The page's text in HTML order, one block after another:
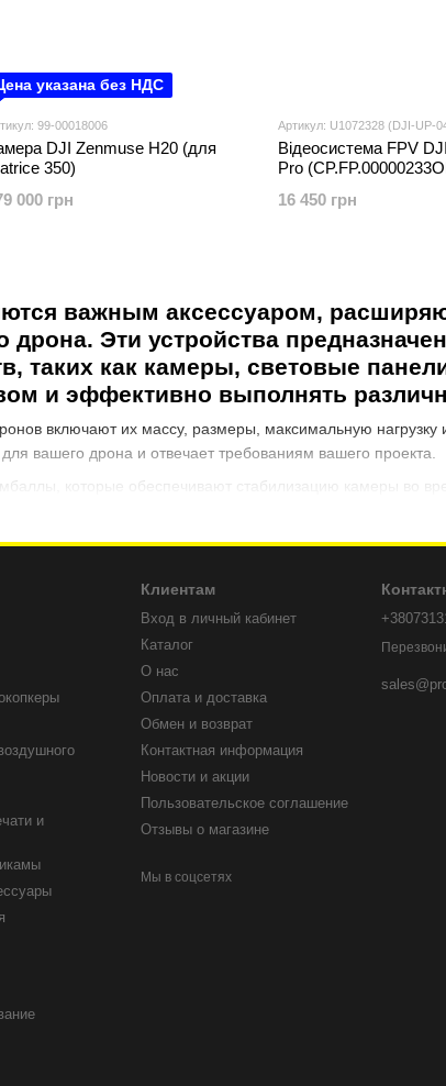
важным аксессуаром,
Эти устройства
таких как камеры, световые
и эффективно выполнять
включают их массу, размеры, максимальную
вашего дрона и отвечает требованиям вашего проекта.
которые обеспечивают стабилизацию камеры во
исследования и другое. Выбирая подвес для вашего
чтобы обеспечить эффективность и качество ваших
указана без НДС
99-00018006
DJI Zenmuse H20 (для
350)
000 грн
Артикул: U1072328 (DJI-UP-
Відеосистема FPV
Pro
16 450 грн
и
Клиентам
Вход в личный кабинет
Каталог
О нас
Оплата и доставка
Обмен и возврат
Контактная информация
Новости и акции
Пользовательское соглашение
Отзывы о магазине
Мы в соцсетях